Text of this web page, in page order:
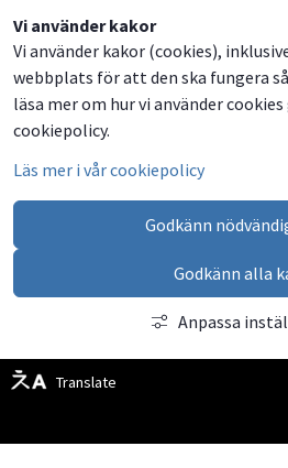
Vi använder kakor
Vi använder kakor (cookies),
webbplats för att den ska fungera
läsa mer om hur vi använder
cookiepolicy.
Läs mer i vår cookiepolicy
Godkänn
Godkänn alla
Anpassa
Translate
Dela
på
Facebook
Dela
på
Twitter
Dela
på
LinkedIn
Dela
via
email
Besök
oss
på
Facebook